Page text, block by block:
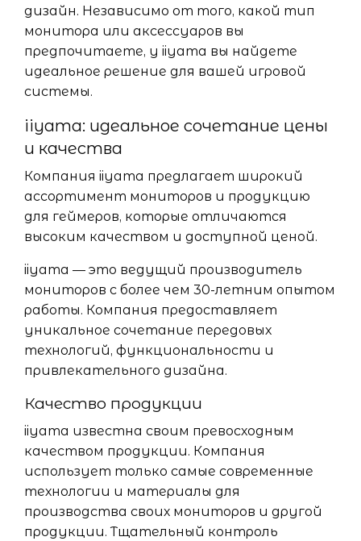
дизайн. Независимо от того, какой тип
монитора или аксессуаров вы
предпочитаете, у iiyama вы найдете
идеальное решение для вашей игровой
системы.
iiyama: идеальное сочетание цены
и качества
Компания iiyama предлагает широкий
ассортимент мониторов и продукцию
для геймеров, которые отличаются
высоким качеством и доступной ценой.
iiyama — это ведущий производитель
мониторов с более чем 30-летним опытом
работы. Компания предоставляет
уникальное сочетание передовых
технологий, функциональности и
привлекательного дизайна.
Качество продукции
iiyama известна своим превосходным
качеством продукции. Компания
использует только самые современные
технологии и материалы для
производства своих мониторов и другой
продукции. Тщательный контроль